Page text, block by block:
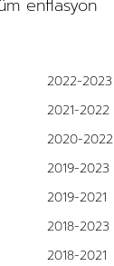
enflasyon
2022-2023
2021-2022
2020-2022
2019-2023
2019-2021
2018-2023
2018-2021